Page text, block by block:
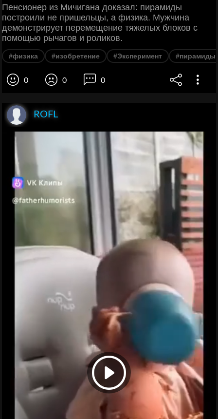
Пенсионер из Мичигана доказал: пирамиды
построили не пришельцы, а физика. Мужчина
демонстрирует перемещение тяжелых блоков с
помощью рычагов и роликов.
#физика #изобретение #Эксперимент #пирамиды
0 0 0
ROFL